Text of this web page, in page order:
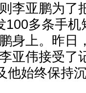
李亚鹏为了
100多条手
身上。昨日
亚伟接受了
他始终保持